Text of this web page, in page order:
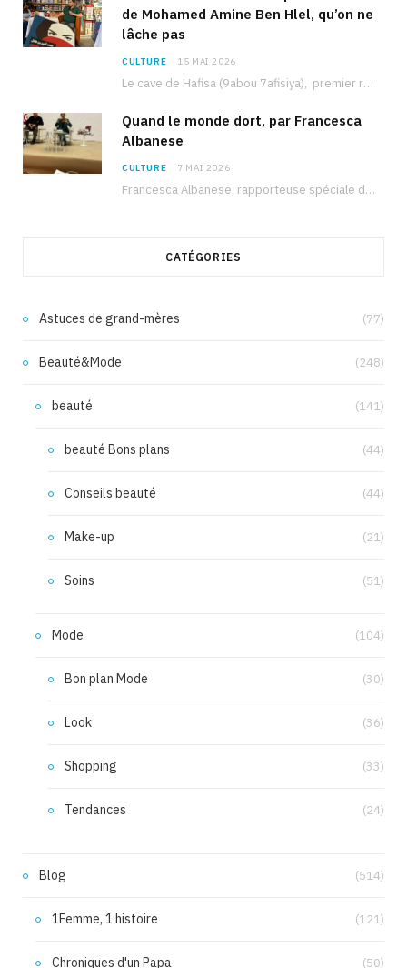
de Mohamed Amine Ben Hlel, qu’on ne
lâche pas
CULTURE 15 MAI 2026
Le cave de Hafisa (9abou 7afisiya), premier roman du journaliste tunisien Mohamed Amine Ben Hlel,…
Quand le monde dort, par Francesca
Albanese
CULTURE 7 MAI 2026
Francesca Albanese, rapporteuse spéciale de l’ONU sur les territoires palestiniens occupés, était à Tunis pour…
CATÉGORIES
Astuces de grand-mères (77)
Beauté&Mode (248)
beauté (141)
beauté Bons plans (44)
Conseils beauté (44)
Make-up (21)
Soins (51)
Mode (104)
Bon plan Mode (30)
Look (36)
Shopping (33)
Tendances (24)
Blog (514)
1Femme, 1 histoire (121)
Chroniques d'un Papa (50)